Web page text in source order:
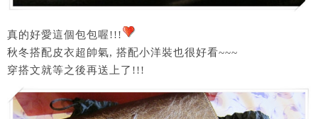
真的好愛這個包包喔!!!
秋冬搭配皮衣超帥氣, 搭配小洋裝也很好看~~~
穿搭文就等之後再送上了!!!